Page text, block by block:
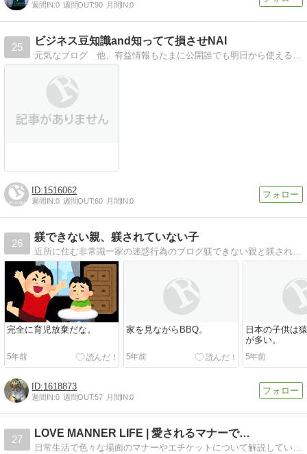
週間IN:0 週間OUT:90 月間IN:0
25
ビジネス豆知識and知ってて損させNAI
元気なブログ 他、有益情報もたまに公開誰でも明日から使える情報をお伝えします
1516062
週間IN:0 週間OUT:60 月間IN:0
26
躾できない親、躾されていない子
近所に住む非常識一家の迷惑行為のブログ躾できない親と躾されていない子供がまき散らす騒音について書いています。
完全に育児放棄だな。
5年前
家を見ながらBBQ。
5年前
日本の子供は
が多い。
5年前
1618873
週間IN:0 週間OUT:57 月間IN:0
27
LOVE MANNER LIFE | 愛されるマナーで…
日常生活で色々な場面のマナーやエチケットについて解説しています。